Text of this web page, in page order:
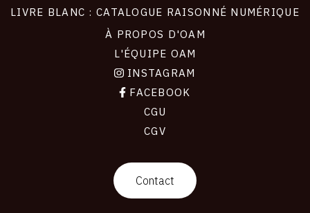
LIVRE BLANC : CATALOGUE RAISONNÉ NUMÉRIQUE
À PROPOS D'OAM
L'ÉQUIPE OAM
INSTAGRAM
FACEBOOK
CGU
CGV
Contact